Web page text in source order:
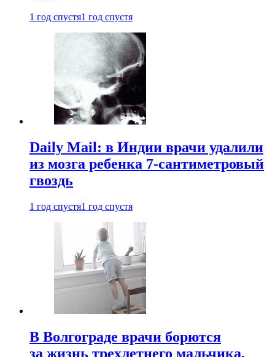
1 год спустя1 год спустя
Daily Mail: в Индии врачи удалили
из мозга ребенка 7-сантиметровый
гвоздь
1 год спустя1 год спустя
В Волгограде врачи борются
за жизнь трехлетнего мальчика,